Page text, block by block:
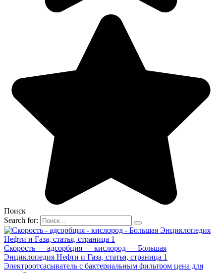
Поиск
Search for:
Скорость — адсорбция — кислород — Большая
Энциклопедия Нефти и Газа, статья, страница 1
Электроотсасыватель с бактериальным фильтром цена для